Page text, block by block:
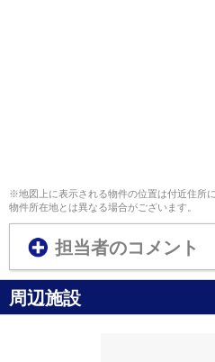
※地図上に表示される物件の位置は付近住所
物件所在地とは異なる場合がございます。
担当者のコメント
周辺施設